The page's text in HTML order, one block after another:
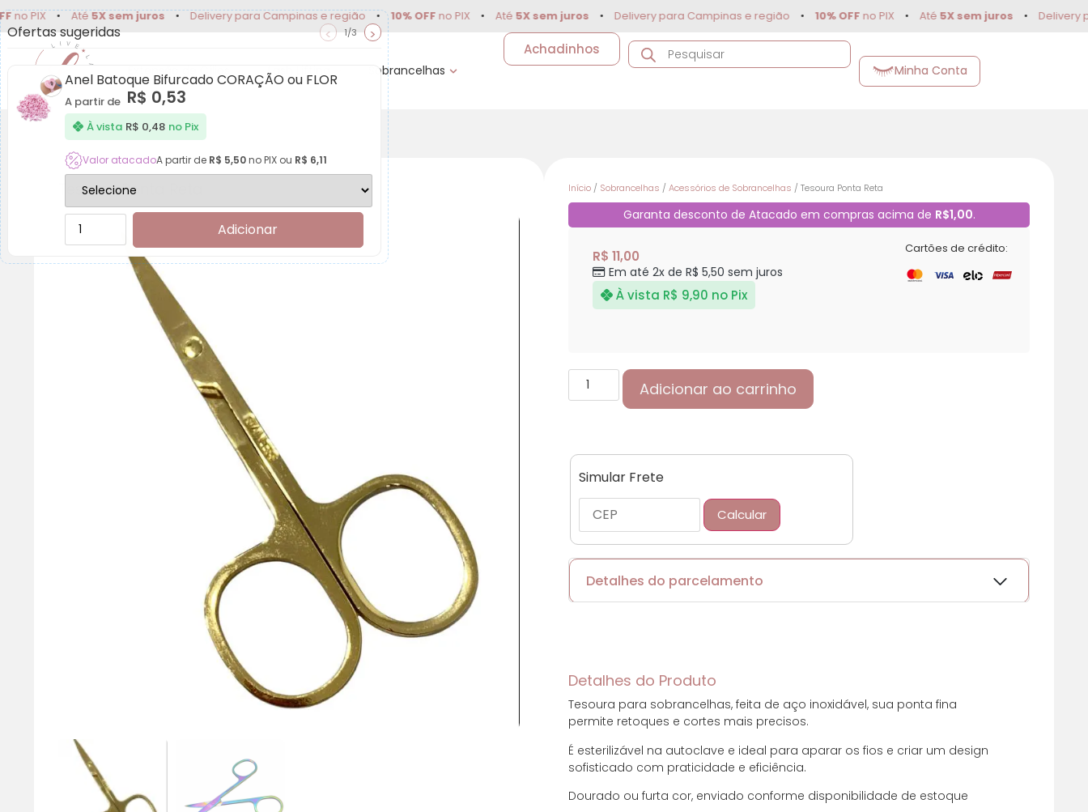
• Até5X sem juros • Delivery para Campinas e região • 10% OFFno PIX • Até5X sem juros • Delivery para Campinas e região • 10% OFFno PIX • Até5X sem juros • Delivery para
Extensão de Cílios Lash Lifting Sobrancelhas
Achadinhos
Minha Conta
Tesoura Ponta Reta Início / Sobrancelhas / Acessórios de Sobrancelhas / Tesoura Ponta Reta
Garanta desconto de Atacado em compras acima de R$1,00.
Cartões de crédito:
R$ 11,00
Em até 2x de R$ 5,50 sem juros
À vista R$ 9,90 no Pix
Adicionar ao carrinho
Simular Frete
Calcular
Detalhes do parcelamento
Parcelas:
1x deR$11,00sem juros R$11,00
2x deR$ 5,50sem juros R$ 11,00
Detalhes do Produto
Tesoura para sobrancelhas, feita de aço inoxidável, sua ponta fina
permite retoques e cortes mais precisos.
É esterilizável na autoclave e ideal para aparar os fios e criar um design
sofisticado com praticidade e eficiência.
Dourado ou furta cor, enviado conforme disponibilidade de estoque
Ofertas sugeridas < 1/3 >
Anel Batoque Bifurcado CORAÇÃO ou FLOR
A partir de R$ 0,53
À vista R$ 0,48 no Pix
Valor atacadoA partir de R$ 5,50no PIX ou R$ 6,11
Adicionar